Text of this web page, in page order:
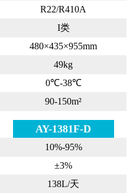
R22/R410A
I类
480×435×955mm
49kg
0℃-38℃
90-150m²
AY-1381F-D
10%-95%
±3%
138L/天